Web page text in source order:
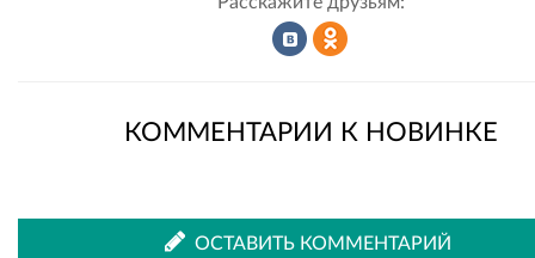
КОММЕНТАРИИ К НОВИНКЕ
ОСТАВИТЬ КОММЕНТАРИЙ